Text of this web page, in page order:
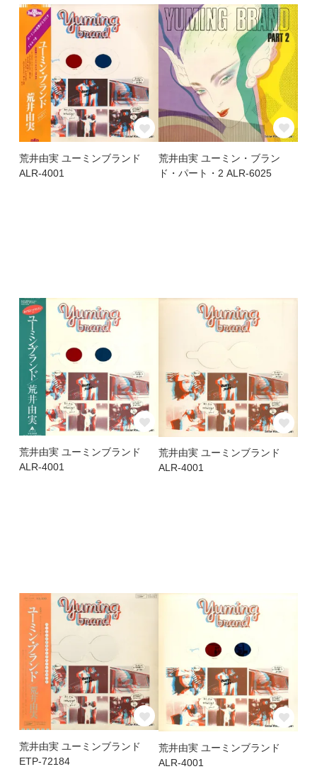
荒井由実 ユーミンブランド
ALR-4001
荒井由実 ユーミン・ブラン
ド・パート・2 ALR-6025
荒井由実 ユーミンブランド
ALR-4001
荒井由実 ユーミンブランド
ALR-4001
荒井由実 ユーミンブランド
ETP-72184
荒井由実 ユーミンブランド
ALR-4001